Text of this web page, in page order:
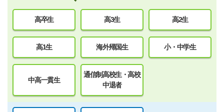
高卒生 高3生 高2生
高1生 海外帰国生 小・中学生
中高一貫生
通信制高校生・高校
中退者